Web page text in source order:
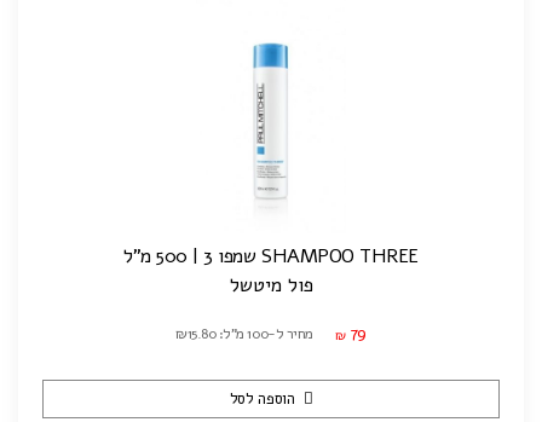
SHAMPOO THREE שמפו 3 | 500 מ"ל
פול מיטשל
₪ 79 מחיר ל-100 מ"ל: ₪15.80
הוספה לסל